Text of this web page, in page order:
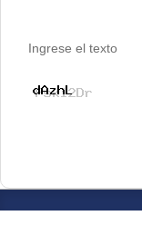
Ingrese el texto